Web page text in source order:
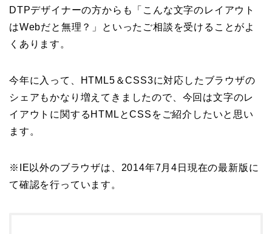
DTPデザイナーの方からも「こんな文字のレイアウト
はWebだと無理？」といったご相談を受けることがよ
くあります。
今年に入って、HTML5＆CSS3に対応したブラウザの
シェアもかなり増えてきましたので、今回は文字のレ
イアウトに関するHTMLとCSSをご紹介したいと思い
ます。
※IE以外のブラウザは、2014年7月4日現在の最新版に
て確認を行っています。